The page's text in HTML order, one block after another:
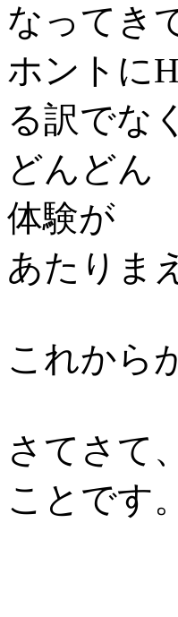
なってき
ホントに
る訳でな
どんどん
体験が
あたりま
これから
さてさて
ことです